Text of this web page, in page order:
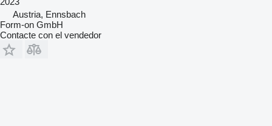
Austria, Ennsbach
Form-on GmbH
Contacte con el vendedor